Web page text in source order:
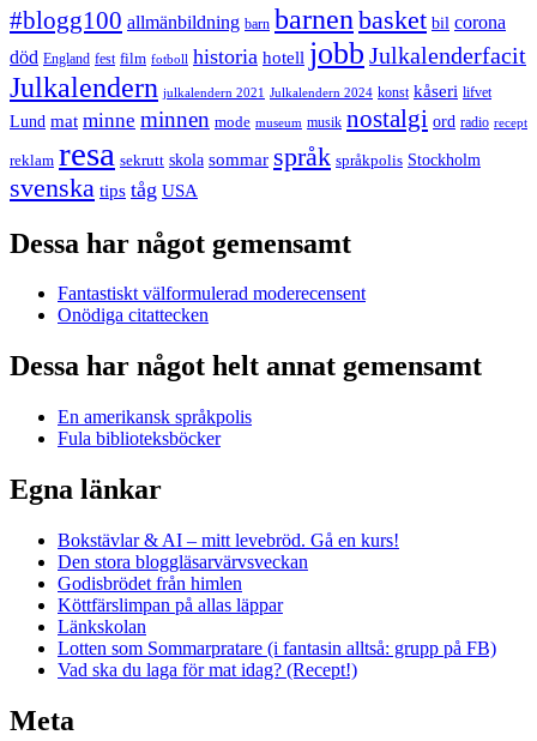
#blogg100 allmänbildning barn barnen basket bil corona
död England fest film fotboll historia hotell jobb Julkalenderfacit
Julkalendern julkalendern 2021 Julkalendern 2024 konst kåseri lifvet
Lund mat minne minnen mode museum musik nostalgi ord radio recept
reklam resa sekrutt skola sommar språk språkpolis Stockholm
svenska tips tåg USA
Dessa har något gemensamt
Fantastiskt välformulerad moderecensent
Onödiga citattecken
Dessa har något helt annat gemensamt
En amerikansk språkpolis
Fula biblioteksböcker
Egna länkar
Bokstävlar & AI – mitt levebröd. Gå en kurs!
Den stora bloggläsarvärvsveckan
Godisbrödet från himlen
Köttfärslimpan på allas läppar
Länkskolan
Lotten som Sommarpratare (i fantasin alltså: grupp på FB)
Vad ska du laga för mat idag? (Recept!)
Meta